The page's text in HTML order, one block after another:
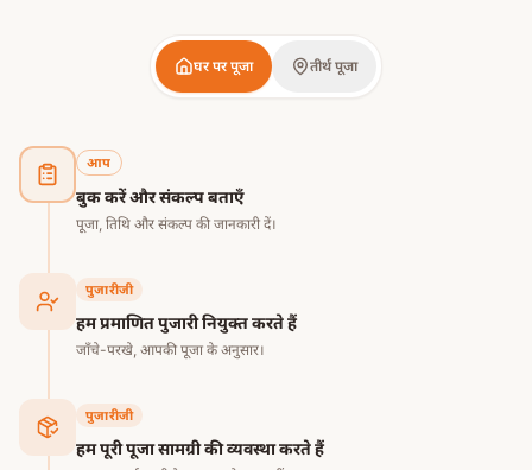
घर पर पूजा तीर्थ पूजा
आप
बुक करें और संकल्प बताएँ
पूजा, तिथि और संकल्प की जानकारी दें।
पुजारीजी
हम प्रमाणित पुजारी नियुक्त करते हैं
जाँचे-परखे, आपकी पूजा के अनुसार।
पुजारीजी
हम पूरी पूजा सामग्री की व्यवस्था करते हैं